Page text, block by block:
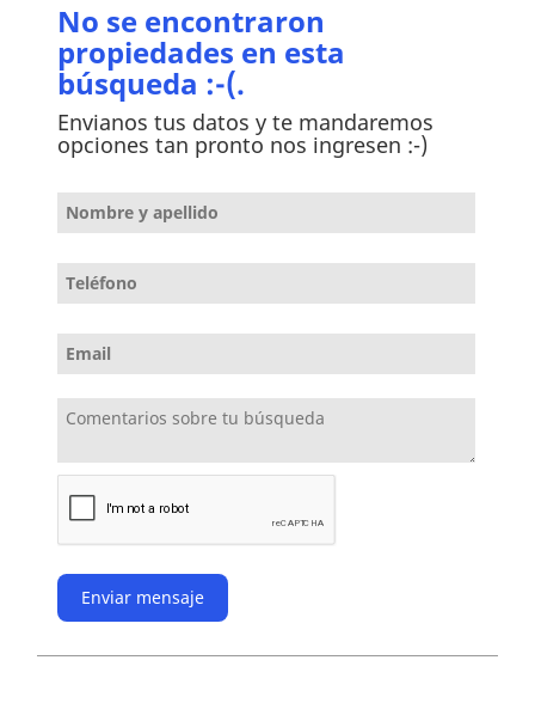
No se encontraron
propiedades en esta
búsqueda :-(.
Envianos tus datos y te mandaremos
opciones tan pronto nos ingresen :-)
Enviar mensaje